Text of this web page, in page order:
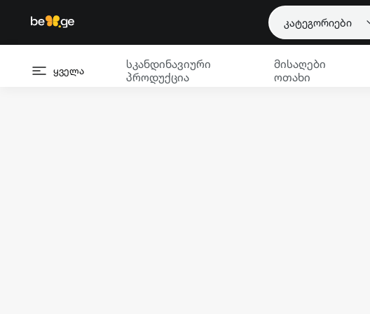
კატეგორიები
ყველა
სკანდინავიური
პროდუქცია
მისაღები
ოთახი